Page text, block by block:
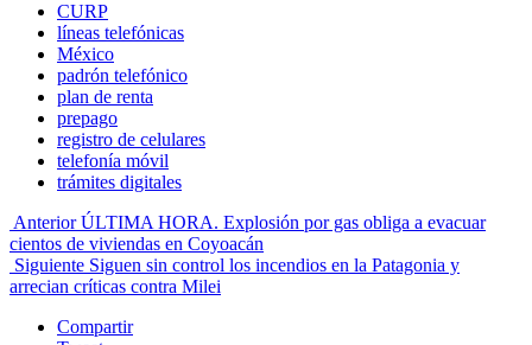
CURP
líneas telefónicas
México
padrón telefónico
plan de renta
prepago
registro de celulares
telefonía móvil
trámites digitales
Anterior ÚLTIMA HORA. Explosión por gas obliga a evacuar
cientos de viviendas en Coyoacán
Siguiente Siguen sin control los incendios en la Patagonia y
arrecian críticas contra Milei
Compartir